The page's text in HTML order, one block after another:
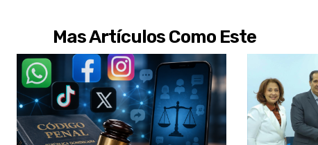
Mas Artículos Como Este